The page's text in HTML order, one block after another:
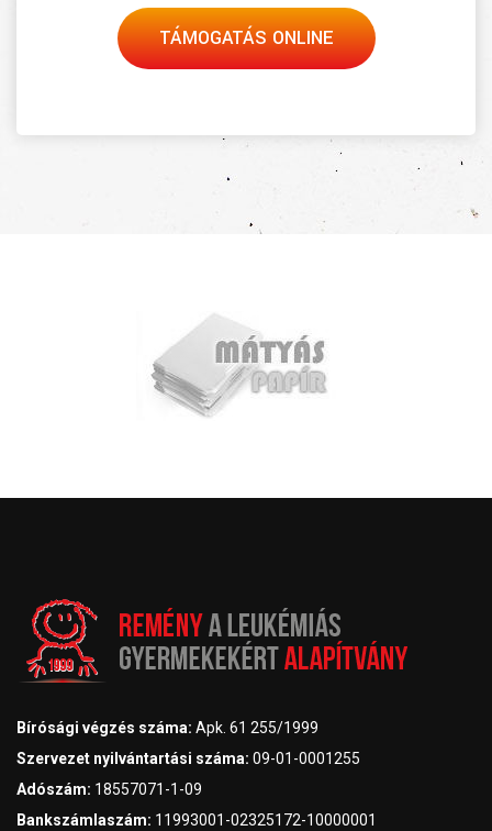
TÁMOGATÁS ONLINE
Bírósági végzés száma: Apk. 61 255/1999
Szervezet nyilvántartási száma: 09-01-0001255
Adószám: 18557071-1-09
Bankszámlaszám: 11993001-02325172-10000001